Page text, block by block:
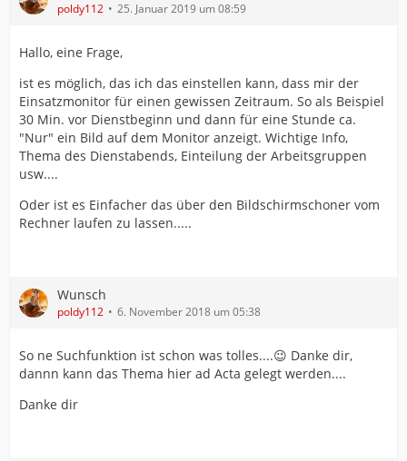
poldy112 25. Januar 2019 um 08:59
Hallo, eine Frage,
ist es möglich, das ich das einstellen kann, dass mir der
Einsatzmonitor für einen gewissen Zeitraum. So als Beispiel
30 Min. vor Dienstbeginn und dann für eine Stunde ca.
"Nur" ein Bild auf dem Monitor anzeigt. Wichtige Info,
Thema des Dienstabends, Einteilung der Arbeitsgruppen
usw....
Oder ist es Einfacher das über den Bildschirmschoner vom
Rechner laufen zu lassen.....
Wunsch
poldy112 6. November 2018 um 05:38
So ne Suchfunktion ist schon was tolles....😉 Danke dir,
dannn kann das Thema hier ad Acta gelegt werden....
Danke dir